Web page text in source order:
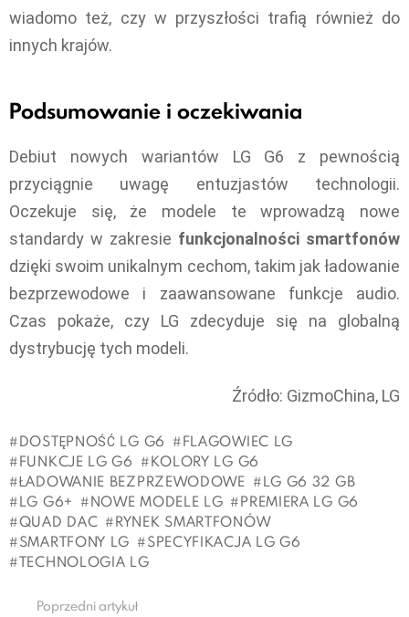
wiadomo też, czy w przyszłości trafią również do
innych krajów.
Podsumowanie i oczekiwania
Debiut nowych wariantów LG G6 z pewnością
przyciągnie uwagę entuzjastów technologii.
Oczekuje się, że modele te wprowadzą nowe
standardy w zakresie funkcjonalności smartfonów
dzięki swoim unikalnym cechom, takim jak ładowanie
bezprzewodowe i zaawansowane funkcje audio.
Czas pokaże, czy LG zdecyduje się na globalną
dystrybucję tych modeli.
Źródło: GizmoChina, LG
DOSTĘPNOŚĆ LG G6
FLAGOWIEC LG
FUNKCJE LG G6
KOLORY LG G6
ŁADOWANIE BEZPRZEWODOWE
LG G6 32 GB
LG G6+
NOWE MODELE LG
PREMIERA LG G6
QUAD DAC
RYNEK SMARTFONÓW
SMARTFONY LG
SPECYFIKACJA LG G6
TECHNOLOGIA LG
Poprzedni artykuł